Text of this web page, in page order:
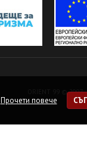
ORIENT 99 © 2007 -
Прочети повече